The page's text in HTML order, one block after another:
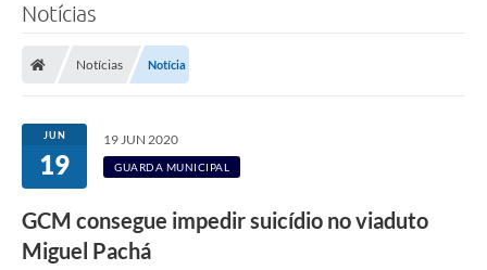
Licitações / PCA
Transparência
Contratos
Notícias
Notícias Notícia
JUN
19
19 JUN 2020
GUARDA MUNICIPAL
GCM consegue impedir suicídio no viaduto
Miguel Pachá